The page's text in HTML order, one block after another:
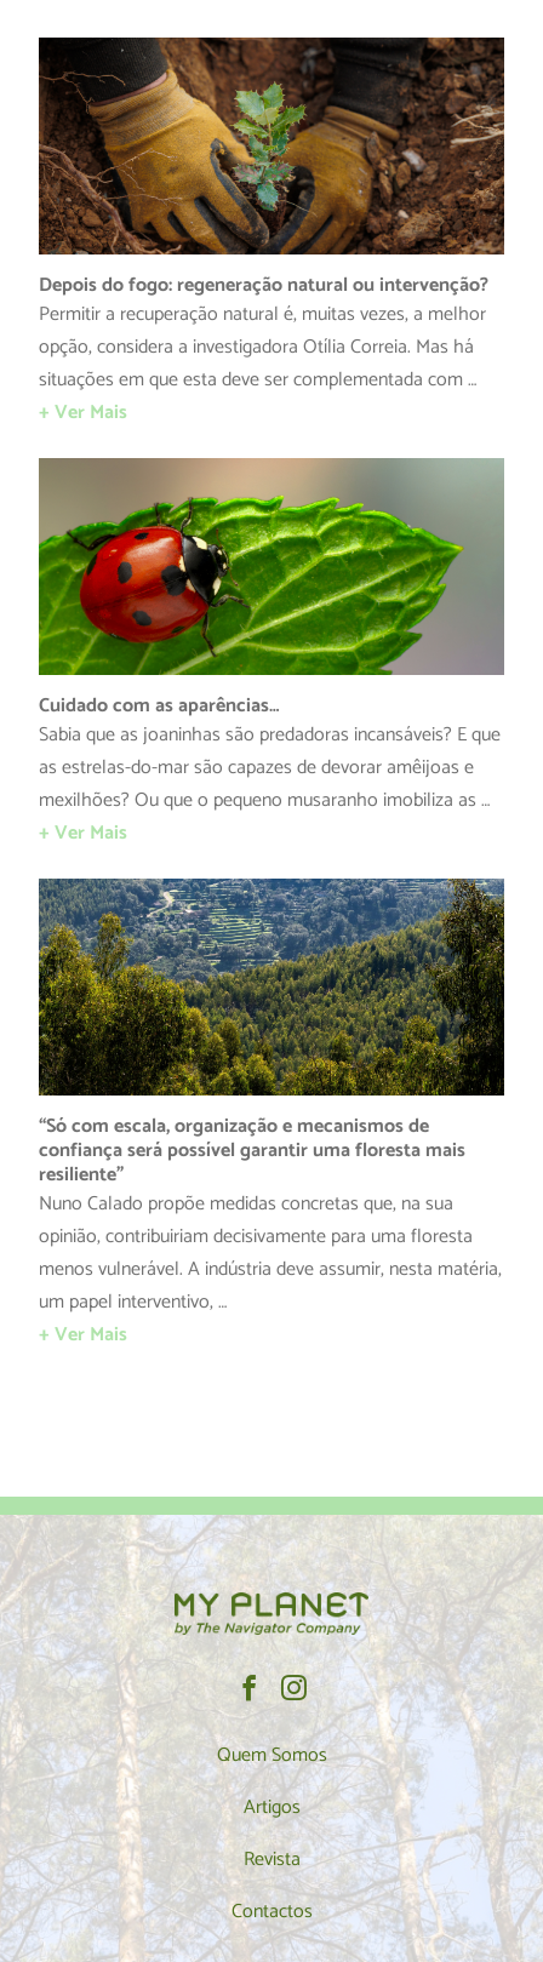
Depois do fogo: regeneração natural ou intervenção?
Permitir a recuperação natural é, muitas vezes, a melhor
opção, considera a investigadora Otília Correia. Mas há
situações em que esta deve ser complementada com …
+ Ver Mais
Cuidado com as aparências…
Sabia que as joaninhas são predadoras incansáveis? E que
as estrelas-do-mar são capazes de devorar amêijoas e
mexilhões? Ou que o pequeno musaranho imobiliza as …
+ Ver Mais
“Só com escala, organização e mecanismos de
confiança será possível garantir uma floresta mais
resiliente”
Nuno Calado propõe medidas concretas que, na sua
opinião, contribuiriam decisivamente para uma floresta
menos vulnerável. A indústria deve assumir, nesta matéria,
um papel interventivo, …
+ Ver Mais
Quem Somos
Artigos
Revista
Contactos